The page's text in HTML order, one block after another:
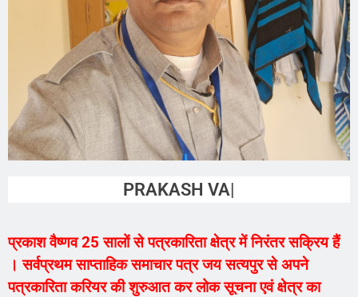
PRAKASH VAISHNAV
प्रकाश वैष्णव 25 सालों से पत्रकारिता क्षेत्र में निरंतर सक्रिय हैं
। सर्वप्रथम साप्ताहिक समाचार पत्र जय सत्यपुर से अपने
पत्रकारिता करियर की शुरुआत कर लोक सूचना एवं क्षेत्र का